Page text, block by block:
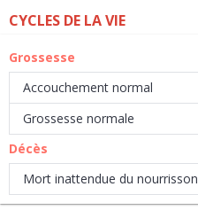
CYCLES DE LA VIE
Grossesse
Accouchement normal
Grossesse normale
Décès
Mort inattendue du nourrisson